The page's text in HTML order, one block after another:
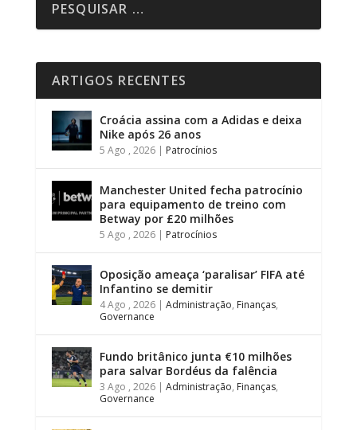
ARTIGOS RECENTES
Croácia assina com a Adidas e deixa
Nike após 26 anos
5 Ago , 2026| Patrocínios
Manchester United fecha patrocínio
para equipamento de treino com
Betway por £20 milhões
5 Ago , 2026| Patrocínios
Oposição ameaça ‘paralisar’ FIFA até
Infantino se demitir
4 Ago , 2026| Administração, Finanças,
Governance
Fundo britânico junta €10 milhões
para salvar Bordéus da falência
3 Ago , 2026| Administração, Finanças,
Governance